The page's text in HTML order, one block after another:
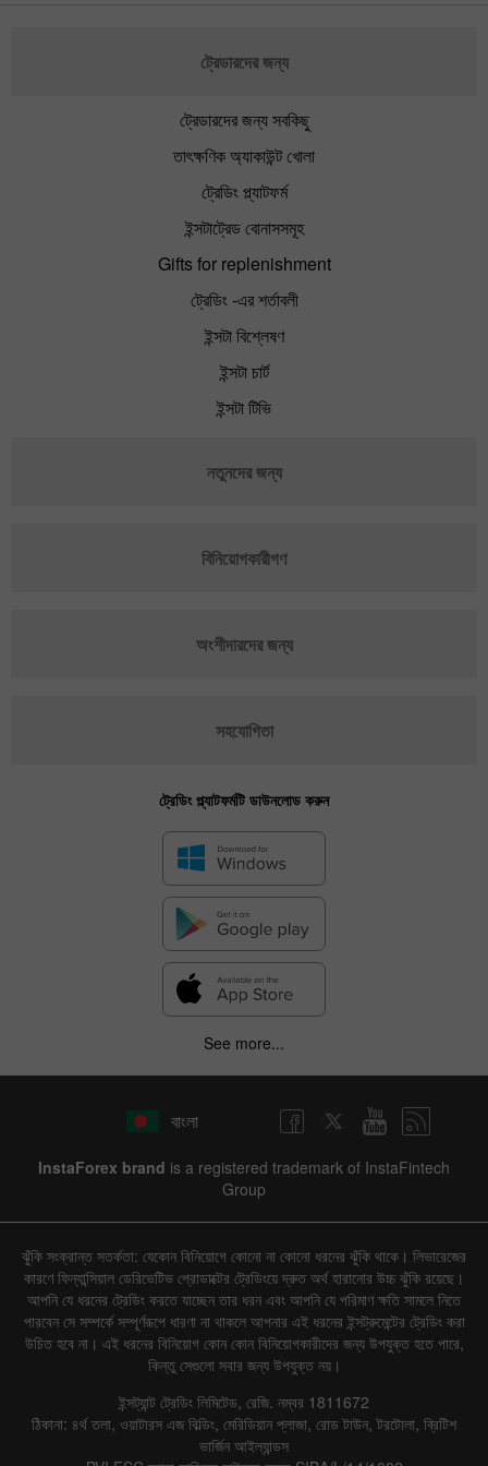
ট্রেডারদের জন্য
ট্রেডারদের জন্য সবকিছু
তাৎক্ষণিক অ্যাকাউন্ট খোলা
ট্রেডিং প্ল্যাটফর্ম
ইন্সটাট্রেড বোনাসসমূহ
Gifts for replenishment
ট্রেডিং -এর শর্তাবলী
ইন্সটা বিশ্লেষণ
ইন্সটা চার্ট
ইন্সটা টিভি
নতুনদের জন্য
বিনিয়োগকারীগণ
অংশীদারদের জন্য
সহযোগিতা
ট্রেডিং প্ল্যাটফর্মটি ডাউনলোড করুন
See more...
বাংলা
InstaForex brand is a registered trademark of InstaFintech
Group
ঝুঁকি সংক্রান্ত সতর্কতা: যেকোন বিনিয়োগে কোনো না কোনো ধরনের ঝুঁকি থাকে। লিভারেজের
কারণে ফিন্যান্সিয়াল ডেরিভেটিভ প্রোডাক্টের ট্রেডিংয়ে দ্রুত অর্থ হারানোর উচ্চ ঝুঁকি রয়েছে।
আপনি যে ধরনের ট্রেডিং করতে যাচ্ছেন তার ধরন এবং আপনি যে পরিমাণ ক্ষতি সামলে নিতে
পারবেন সে সম্পর্কে সম্পূর্ণরূপে ধারণা না থাকলে আপনার এই ধরনের ইন্সট্রুমেন্টের ট্রেডিং করা
উচিত হবে না। এই ধরনের বিনিয়োগ কোন কোন বিনিয়োগকারীদের জন্য উপযুক্ত হতে পারে,
কিন্তু সেগুলো সবার জন্য উপযুক্ত নয়।
ইন্সট্যান্ট ট্রেডিং লিমিটেড, রেজি. নম্বর 1811672
ঠিকানা: ৪র্থ তলা, ওয়াটারস এজ বিল্ডিং, মেরিডিয়ান প্লাজা, রোড টাউন, টরটোলা, ব্রিটিশ
ভার্জিন আইল্যান্ডস